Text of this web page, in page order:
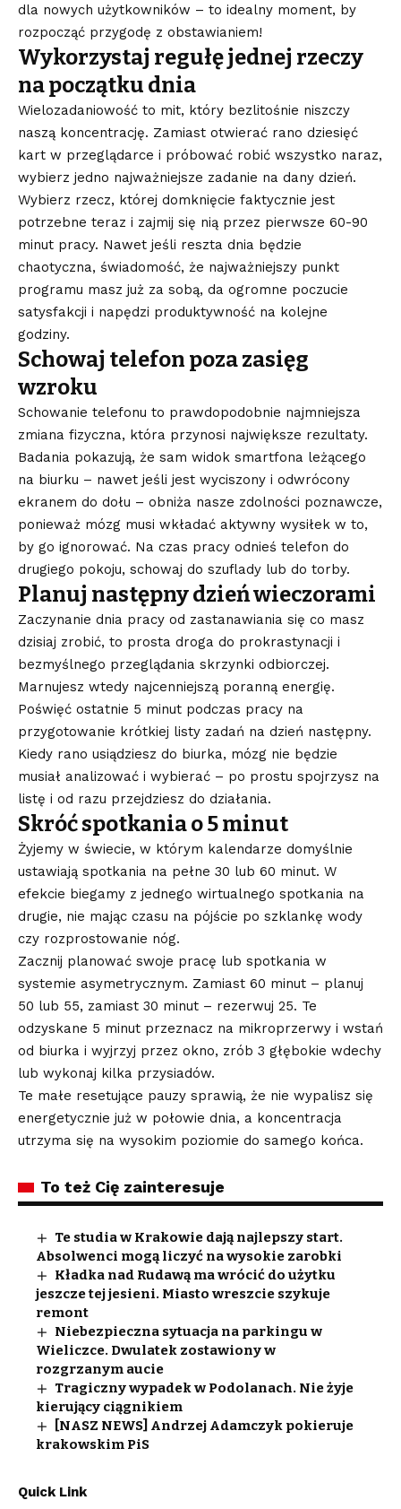
dla nowych użytkowników – to idealny moment, by
rozpocząć przygodę z obstawianiem!
Wykorzystaj regułęjednej rzeczy
na początku dnia
Wielozadaniowość to mit, który bezlitośnie niszczy
naszą koncentrację. Zamiast otwierać rano dziesięć
kart w przeglądarce i próbować robić wszystko naraz,
wybierz jedno najważniejsze zadanie na dany dzień.
Wybierz rzecz, której domknięcie faktycznie jest
potrzebne teraz i zajmij się nią przez pierwsze 60-90
minut pracy. Nawet jeśli reszta dnia będzie
chaotyczna, świadomość, że najważniejszy punkt
programu masz już za sobą, da ogromne poczucie
satysfakcji i napędzi produktywność na kolejne
godziny.
Schowaj telefon poza zasięg
wzroku
Schowanie telefonu to prawdopodobnie najmniejsza
zmiana fizyczna, która przynosi największe rezultaty.
Badania pokazują, że sam widok smartfona leżącego
na biurku – nawet jeśli jest wyciszony i odwrócony
ekranem do dołu – obniża nasze zdolności poznawcze,
ponieważ mózg musi wkładać aktywny wysiłek w to,
by go ignorować. Na czas pracy odnieś telefon do
drugiego pokoju, schowaj do szuflady lub do torby.
Planuj następny dzień wieczorami
Zaczynanie dnia pracy od zastanawiania się co masz
dzisiaj zrobić, to prosta droga do prokrastynacji i
bezmyślnego przeglądania skrzynki odbiorczej.
Marnujesz wtedy najcenniejszą poranną energię.
Poświęć ostatnie 5 minut podczas pracy na
przygotowanie krótkiej listy zadań na dzień następny.
Kiedy rano usiądziesz do biurka, mózg nie będzie
musiał analizować i wybierać – po prostu spojrzysz na
listę i od razu przejdziesz do działania.
Skróć spotkania o 5 minut
Żyjemy w świecie, w którym kalendarze domyślnie
ustawiają spotkania na pełne 30 lub 60 minut. W
efekcie biegamy z jednego wirtualnego spotkania na
drugie, nie mając czasu na pójście po szklankę wody
czy rozprostowanie nóg.
Zacznij planować swoje pracę lub spotkania w
systemie asymetrycznym. Zamiast 60 minut – planuj
50 lub 55, zamiast 30 minut – rezerwuj 25. Te
odzyskane 5 minut przeznacz na mikroprzerwy i wstań
od biurka i wyjrzyj przez okno, zrób 3 głębokie wdechy
lub wykonaj kilka przysiadów.
Te małe resetujące pauzy sprawią, że nie wypalisz się
energetycznie już w połowie dnia, a koncentracja
utrzyma się na wysokim poziomie do samego końca.
To też Cię zainteresuje
Te studia w Krakowie dają najlepszy start.
Absolwenci mogą liczyć na wysokie zarobki
Kładka nad Rudawą ma wrócić do użytku
jeszcze tej jesieni. Miasto wreszcie szykuje
remont
Niebezpieczna sytuacja na parkingu w
Wieliczce. Dwulatek zostawiony w
rozgrzanym aucie
Tragiczny wypadek w Podolanach. Nie żyje
kierujący ciągnikiem
[NASZ NEWS] Andrzej Adamczyk pokieruje
krakowskim PiS
Quick Link